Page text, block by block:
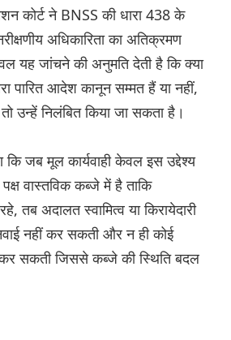
कोर्ट ने BNSS की धारा 438 के
अधिकारिता का अतिक्रमण
यह जांचने की अनुमति देती है कि क्या
पारित आदेश कानून सम्मत हैं या नहीं,
उन्हें निलंबित किया जा सकता है।
जब मूल कार्यवाही केवल इस उद्देश्य
वास्तविक कब्जे में है ताकि
तब अदालत स्वामित्व या किरायेदारी
नहीं कर सकती और न ही कोई
सकती जिससे कब्जे की स्थिति बदल